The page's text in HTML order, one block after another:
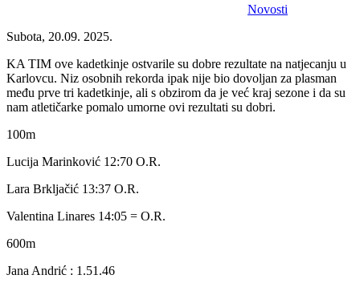
Novosti
Subota, 20.09. 2025.
KA TIM ove kadetkinje ostvarile su dobre rezultate na natjecanju u
Karlovcu. Niz osobnih rekorda ipak nije bio dovoljan za plasman
među prve tri kadetkinje, ali s obzirom da je već kraj sezone i da su
nam atletičarke pomalo umorne ovi rezultati su dobri.
100m
Lucija Marinković 12:70 O.R.
Lara Brkljačić 13:37 O.R.
Valentina Linares 14:05 = O.R.
600m
Jana Andrić : 1.51.46